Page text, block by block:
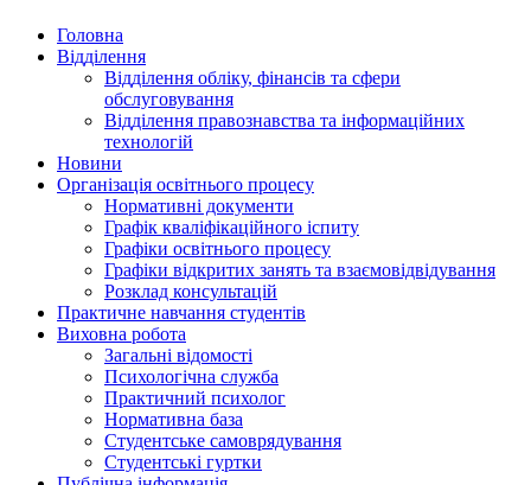
Головна
Відділення
Відділення обліку, фінансів та сфери
обслуговування
Відділення правознавства та інформаційних
технологій
Новини
Організація освітнього процесу
Нормативні документи
Графік кваліфікаційного іспиту
Графіки освітнього процесу
Графіки відкритих занять та взаємовідвідування
Розклад консультацій
Практичне навчання студентів
Виховна робота
Загальні відомості
Психологічна служба
Практичний психолог
Нормативна база
Студентське самоврядування
Студентські гуртки